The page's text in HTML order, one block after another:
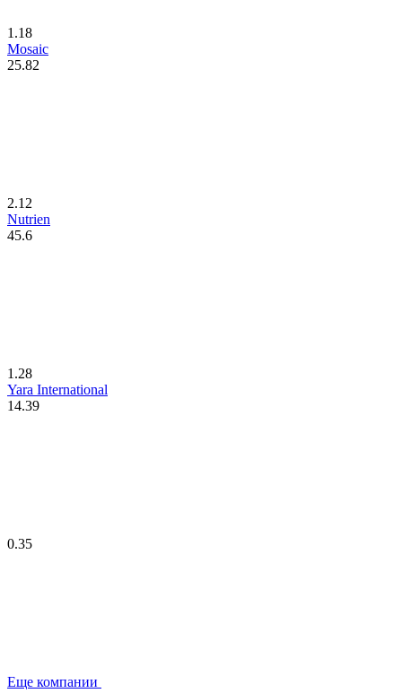
1.18
Mosaic
25.82
2.12
Nutrien
45.6
1.28
Yara International
14.39
0.35
Еще компании